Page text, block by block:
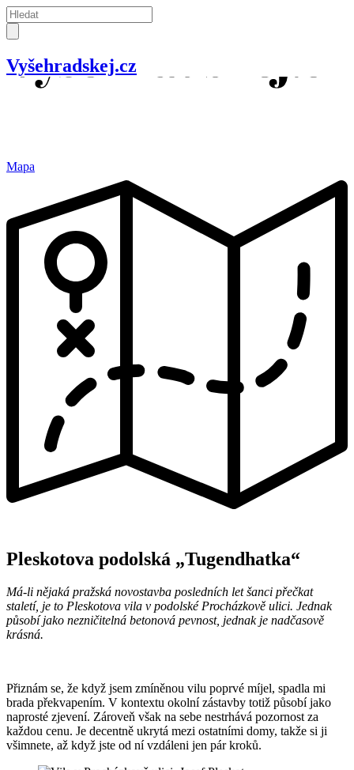
Vyšehradskej.cz
Mapa
Pleskotova podolská „Tugendhatka“
Má-li nějaká pražská novostavba posledních let šanci přečkat
staletí, je to Pleskotova vila v podolské Procházkově ulici. Jednak
působí jako nezničitelná betonová pevnost, jednak je nadčasově
krásná.
Přiznám se, že když jsem zmíněnou vilu poprvé míjel, spadla mi
brada překvapením. V kontextu okolní zástavby totiž působí jako
naprosté zjevení. Zároveň však na sebe nestrhává pozornost za
každou cenu. Je decentně ukrytá mezi ostatními domy, takže si ji
všimnete, až když jste od ní vzdáleni jen pár kroků.